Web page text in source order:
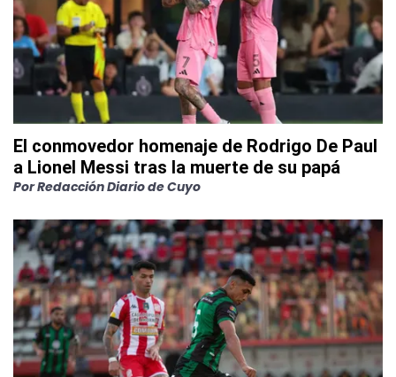
El conmovedor homenaje de Rodrigo De Paul
a Lionel Messi tras la muerte de su papá
PorRedacción Diario de Cuyo